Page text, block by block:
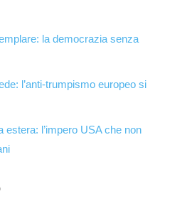
la democrazia senza
l’anti-trumpismo europeo si
estera: l’impero USA che non